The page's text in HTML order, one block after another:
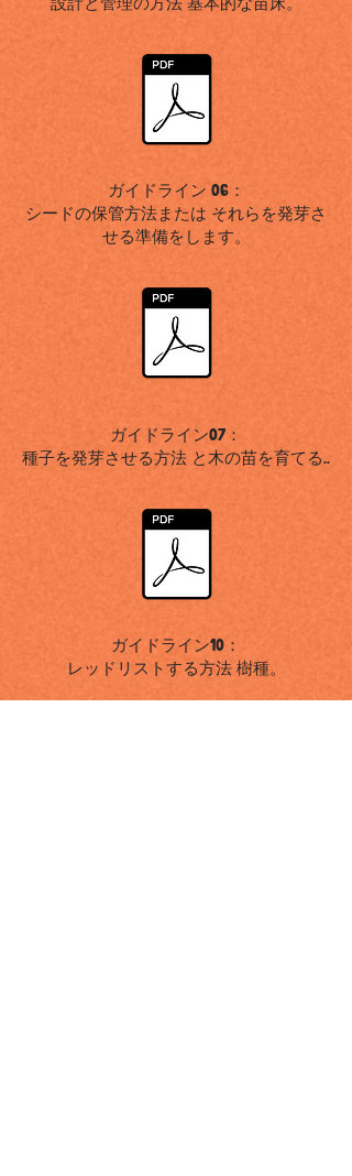
ガイドライン 06：
シードの保管方法または それらを発芽さ
せる準備をします。
ガイドライン07：
種子を発芽させる方法 と木の苗を育てる..
ガイドライン10：
レッドリストする方法 樹種。